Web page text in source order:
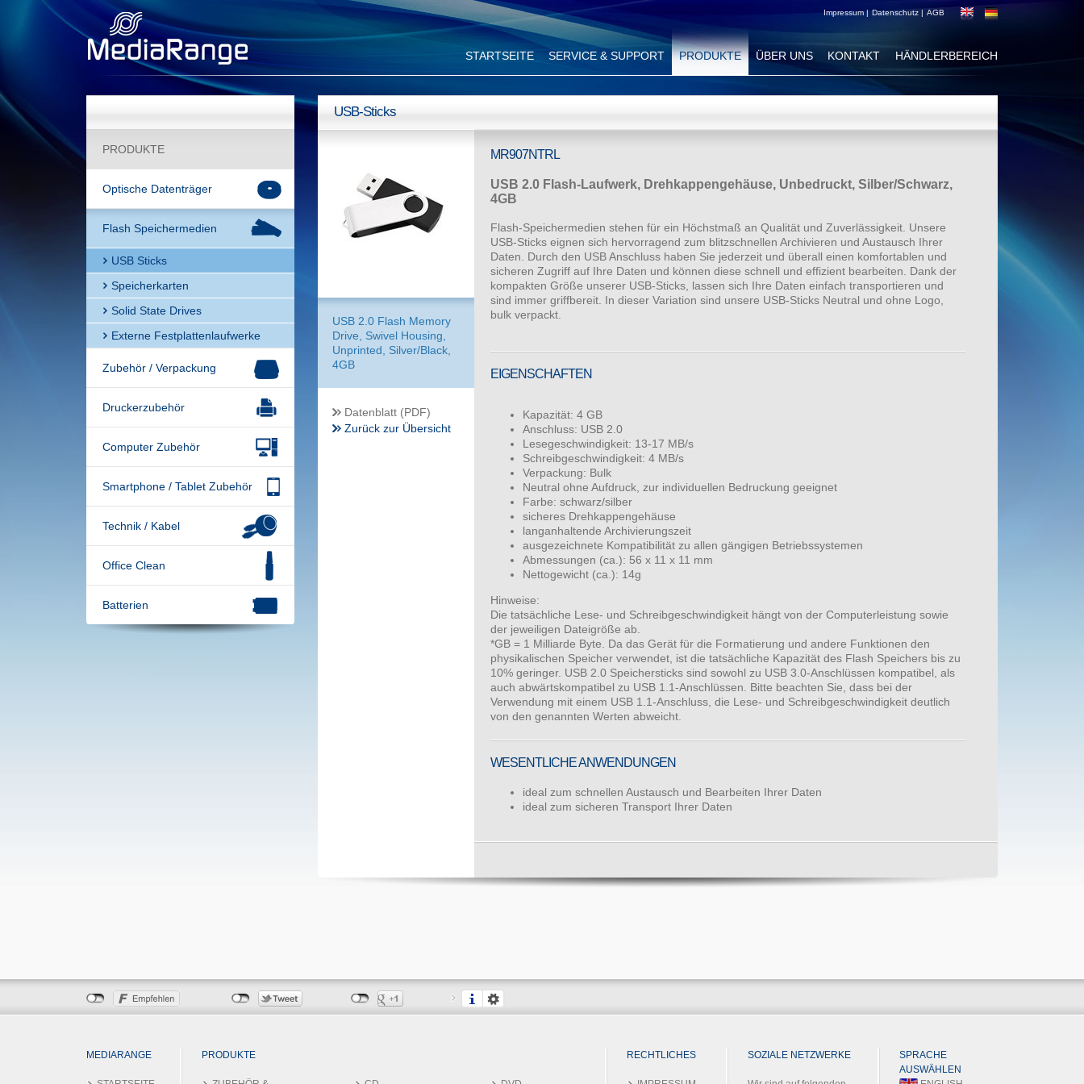
Impressum | Datenschutz | AGB
STARTSEITE SERVICE & SUPPORT PRODUKTE ÜBER UNS KONTAKT HÄNDLERBEREICH
PRODUKTE
Optische Datenträger
Flash Speichermedien
USB Sticks
Speicherkarten
Solid State Drives
Externe Festplattenlaufwerke
Zubehör / Verpackung
Druckerzubehör
Computer Zubehör
Smartphone / Tablet Zubehör
Technik / Kabel
Office Clean
Batterien
USB-Sticks
USB 2.0 Flash Memory
Drive, Swivel Housing,
Unprinted, Silver/Black,
4GB
Datenblatt (PDF)
Zurück zur Übersicht
MR907NTRL
USB 2.0 Flash-Laufwerk, Drehkappengehäuse, Unbedruckt, Silber/Schwarz,
4GB
Flash-Speichermedien stehen für ein Höchstmaß an Qualität und Zuverlässigkeit. Unsere
USB-Sticks eignen sich hervorragend zum blitzschnellen Archivieren und Austausch Ihrer
Daten. Durch den USB Anschluss haben Sie jederzeit und überall einen komfortablen und
sicheren Zugriff auf Ihre Daten und können diese schnell und effizient bearbeiten. Dank der
kompakten Größe unserer USB-Sticks, lassen sich Ihre Daten einfach transportieren und
sind immer griffbereit. In dieser Variation sind unsere USB-Sticks Neutral und ohne Logo,
bulk verpackt.
EIGENSCHAFTEN
Kapazität: 4 GB
Anschluss: USB 2.0
Lesegeschwindigkeit: 13-17 MB/s
Schreibgeschwindigkeit: 4 MB/s
Verpackung: Bulk
Neutral ohne Aufdruck, zur individuellen Bedruckung geeignet
Farbe: schwarz/silber
sicheres Drehkappengehäuse
langanhaltende Archivierungszeit
ausgezeichnete Kompatibilität zu allen gängigen Betriebssystemen
Abmessungen (ca.): 56 x 11 x 11 mm
Nettogewicht (ca.): 14g
Hinweise:
Die tatsächliche Lese- und Schreibgeschwindigkeit hängt von der Computerleistung sowie
der jeweiligen Dateigröße ab.
*GB = 1 Milliarde Byte. Da das Gerät für die Formatierung und andere Funktionen den
physikalischen Speicher verwendet, ist die tatsächliche Kapazität des Flash Speichers bis zu
10% geringer. USB 2.0 Speichersticks sind sowohl zu USB 3.0-Anschlüssen kompatibel, als
auch abwärtskompatibel zu USB 1.1-Anschlüssen. Bitte beachten Sie, dass bei der
Verwendung mit einem USB 1.1-Anschluss, die Lese- und Schreibgeschwindigkeit deutlich
von den genannten Werten abweicht.
WESENTLICHE ANWENDUNGEN
ideal zum schnellen Austausch und Bearbeiten Ihrer Daten
ideal zum sicheren Transport Ihrer Daten
MEDIARANGE PRODUKTE RECHTLICHES SOZIALE NETZWERKE
SPRACHE
AUSWÄHLEN